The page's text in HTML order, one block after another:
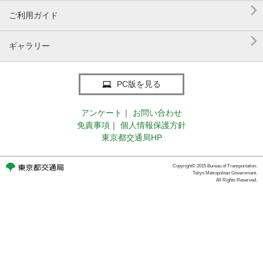
ご利用ガイド 
ギャラリー 
PC版を見る
アンケート ｜
お問い合わせ
免責事項 ｜
個人情報保護方針
東京都交通局HP
Copyright© 2015 Bureau of Transportation.
Tokyo Metropolitan Government.
All Rights Reserved.